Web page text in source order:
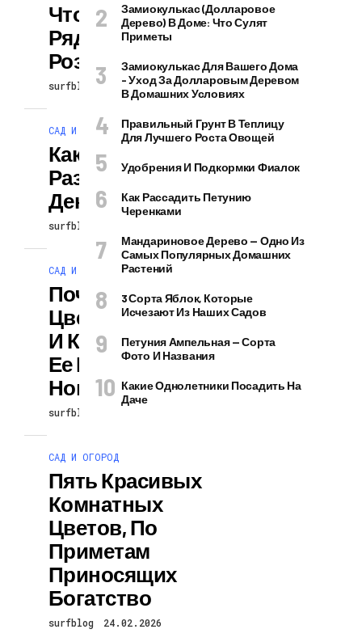
Что Посадить
Рядом С
Розами?
surfblog 25.02.2026
САД И ОГОРОД
Как Просто
Размножить
Декабрист
surfblog
САД И ОГОРОД
Почему Не
Цветет Орхидея
И Как Уговорить
Ее Выпустить
Новую Стрелку
surfblog
САД И ОГОРОД
Пять Красивых
Комнатных
Цветов, По
Приметам
Приносящих
Богатство
surfblog 24.02.2026
Замиокулькас (долларовое
Дерево) В Доме: Что Сулят
Приметы
Замиокулькас Для Вашего Дома
– Уход За Долларовым Деревом
В Домашних Условиях
Правильный Грунт В Теплицу
Для Лучшего Роста Овощей
Удобрения И Подкормки Фиалок
Как Рассадить Петунию
Черенками
Мандариновое Дерево — Одно Из
Самых Популярных Домашних
Растений
3 Сорта Яблок, Которые
Исчезают Из Наших Садов
Петуния Ампельная — Сорта
Фото И Названия
Какие Однолетники Посадить На
Даче